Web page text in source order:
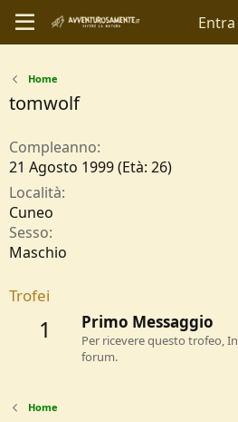
Entra
Home
tomwolf
Compleanno
21 Agosto 1999 (Età: 26)
Località
Cuneo
Sesso
Maschio
Trofei
1 Primo Messaggio
Per ricevere questo trofeo,
forum.
Home